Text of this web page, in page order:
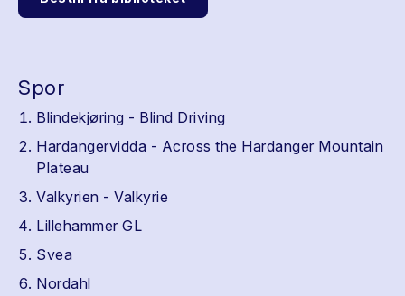
Spor
Blindekjøring - Blind Driving
Hardangervidda - Across the Hardanger Mountain
Plateau
Valkyrien - Valkyrie
Lillehammer GL
Svea
Nordahl